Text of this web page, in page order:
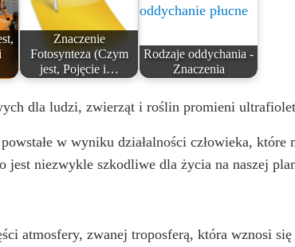
Znaczenie
Fotosynteza (Czym
jest, Pojęcie i…
Rodzaje oddychania -
Znaczenia
dla ludzi, zwierząt i roślin promieni
w wyniku działalności człowieka, które
jest niezwykle szkodliwe dla życia na naszej
atmosfery, zwanej troposferą, która wznosi